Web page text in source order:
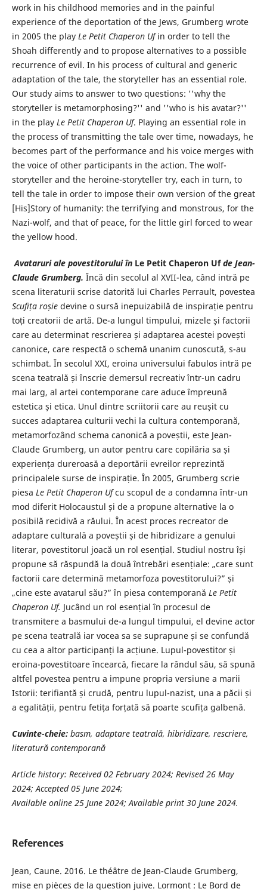
work in his childhood memories and in the painful
experience of the deportation of the Jews, Grumberg wrote
in 2005 the play Le Petit Chaperon Ufin order to tell the
Shoah differently and to propose alternatives to a possible
recurrence of evil. In his process of cultural and generic
adaptation of the tale, the storyteller has an essential role.
Our study aims to answer to two questions: ''why the
storyteller is metamorphosing?'' and ''who is his avatar?''
in the play Le Petit Chaperon Uf. Playing an essential role in
the process of transmitting the tale over time, nowadays, he
becomes part of the performance and his voice merges with
the voice of other participants in the action. The wolf-
storyteller and the heroine-storyteller try, each in turn, to
tell the tale in order to impose their own version of the great
[His]Story of humanity: the terrifying and monstrous, for the
Nazi-wolf, and that of peace, for the little girl forced to wear
the yellow hood.
Avataruri ale povestitorului în Le Petit Chaperon Ufde Jean-
Claude Grumberg. Încă din secolul al XVII-lea, când intră pe
scena literaturii scrise datorită lui Charles Perrault, povestea
Scufița roșiedevine o sursă inepuizabilă de inspirație pentru
toți creatorii de artă. De-a lungul timpului, mizele și factorii
care au determinat rescrierea și adaptarea acestei povești
canonice, care respectă o schemă unanim cunoscută, s-au
schimbat. În secolul XXI, eroina universului fabulos intră pe
scena teatrală și înscrie demersul recreativ într-un cadru
mai larg, al artei contemporane care aduce împreună
estetica și etica. Unul dintre scriitorii care au reușit cu
succes adaptarea culturii vechi la cultura contemporană,
metamorfozând schema canonică a poveștii, este Jean-
Claude Grumberg, un autor pentru care copilăria sa și
experiența dureroasă a deportării evreilor reprezintă
principalele surse de inspirație. În 2005, Grumberg scrie
piesa Le Petit Chaperon Ufcu scopul de a condamna într-un
mod diferit Holocaustul și de a propune alternative la o
posibilă recidivă a răului. În acest proces recreator de
adaptare culturală a poveștii și de hibridizare a genului
literar, povestitorul joacă un rol esențial. Studiul nostru își
propune să răspundă la două întrebări esențiale: „care sunt
factorii care determină metamorfoza povestitorului?” și
„cine este avatarul său?” în piesa contemporană Le Petit
Chaperon Uf. Jucând un rol esențial în procesul de
transmitere a basmului de-a lungul timpului, el devine actor
pe scena teatrală iar vocea sa se suprapune și se confundă
cu cea a altor participanți la acțiune. Lupul-povestitor și
eroina-povestitoare încearcă, fiecare la rândul său, să spună
altfel povestea pentru a impune propria versiune a marii
Istorii: terifiantă și crudă, pentru lupul-nazist, una a păcii și
a egalității, pentru fetița forțată să poarte scufița galbenă.
Cuvinte-cheie:basm, adaptare teatrală, hibridizare, rescriere,
literatură contemporană
Article history: Received 02 February 2024; Revised 26 May
2024; Accepted 05 June 2024;
Available online 25 June 2024; Available print 30 June 2024.
References
Jean, Caune. 2016. Le théâtre de Jean-Claude Grumberg,
mise en pièces de la question juive. Lormont : Le Bord de